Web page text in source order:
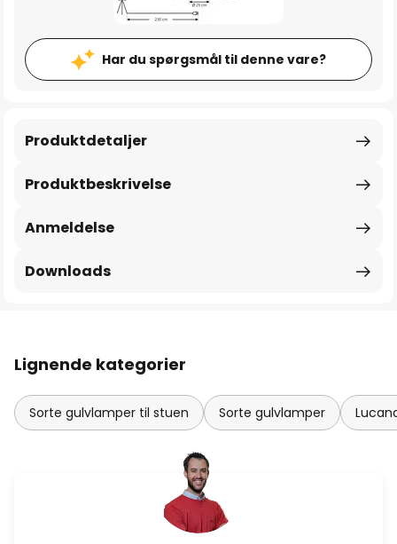
Har du spørgsmål til denne vare?
Produktbeskrivelse
Produktdetaljer
Anmeldelse
Downloads
Lignende kategorier
Sorte gulvlamper til stuen Sorte gulvlamper